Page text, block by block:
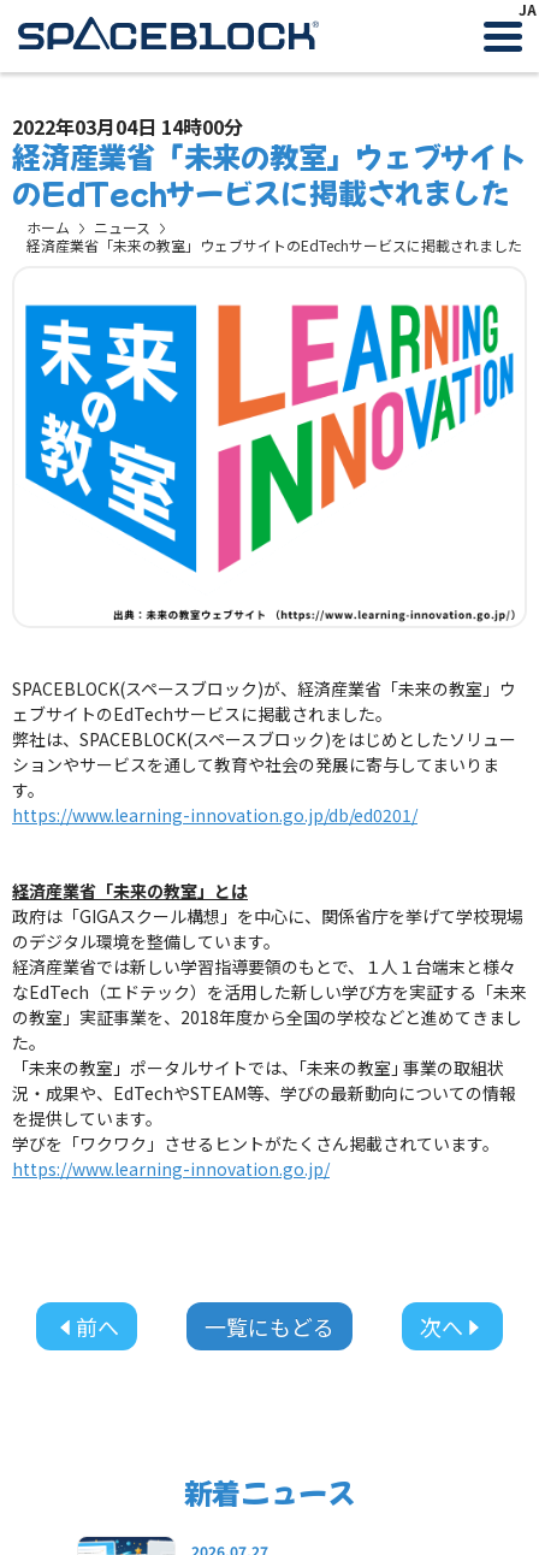
JA
2022年03月04日 14時00分
経済産業省「未来の教室」ウェブサイト
のEdTechサービスに掲載されました
ホーム
ニュース
経済産業省「未来の教室」ウェブサイトのEdTechサービスに掲載されました
SPACEBLOCK(スペースブロック)が、経済産業省「未来の教室」ウ
ェブサイトのEdTechサービスに掲載されました。
弊社は、SPACEBLOCK(スペースブロック)をはじめとしたソリュー
ションやサービスを通して教育や社会の発展に寄与してまいりま
す。
https://www.learning-innovation.go.jp/db/ed0201/
経済産業省「未来の教室」とは
政府は「GIGAスクール構想」を中心に、関係省庁を挙げて学校現場
のデジタル環境を整備しています。
経済産業省では新しい学習指導要領のもとで、１人１台端末と様々
なEdTech（エドテック）を活用した新しい学び方を実証する「未来
の教室」実証事業を、2018年度から全国の学校などと進めてきまし
た。
「未来の教室」ポータルサイトでは、｢未来の教室｣ 事業の取組状
況・成果や、EdTechやSTEAM等、学びの最新動向についての情報
を提供しています。
学びを「ワクワク」させるヒントがたくさん掲載されています。
https://www.learning-innovation.go.jp/
前へ 一覧にもどる 次へ
新着ニュース
2026.07.27